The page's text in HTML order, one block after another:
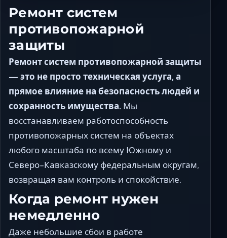
Ремонт систем
противопожарной
защиты
Ремонт систем противопожарной защиты
— это не просто техническая услуга, а
прямое влияние на безопасность людей и
сохранность имущества. Мы
восстанавливаем работоспособность
противопожарных систем на объектах
любого масштаба по всему Южному и
Северо-Кавказскому федеральным округам,
возвращая вам контроль и спокойствие.
Когда ремонт нужен
немедленно
Даже небольшие сбои в работе